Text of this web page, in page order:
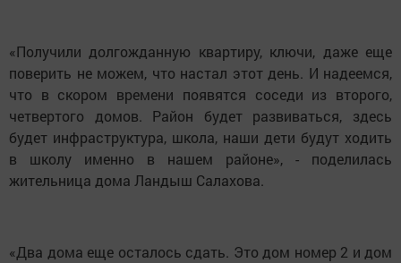
«Получили долгожданную квартиру, ключи, даже еще
поверить не можем, что настал этот день. И надеемся,
что в скором времени появятся соседи из второго,
четвертого домов. Район будет развиваться, здесь
будет инфраструктура, школа, наши дети будут ходить
в школу именно в нашем районе», - поделилась
жительница дома Ландыш Салахова.
«Два дома еще осталось сдать. Это дом номер 2 и дом